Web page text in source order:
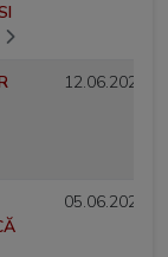
12.06.2025
05.06.2025